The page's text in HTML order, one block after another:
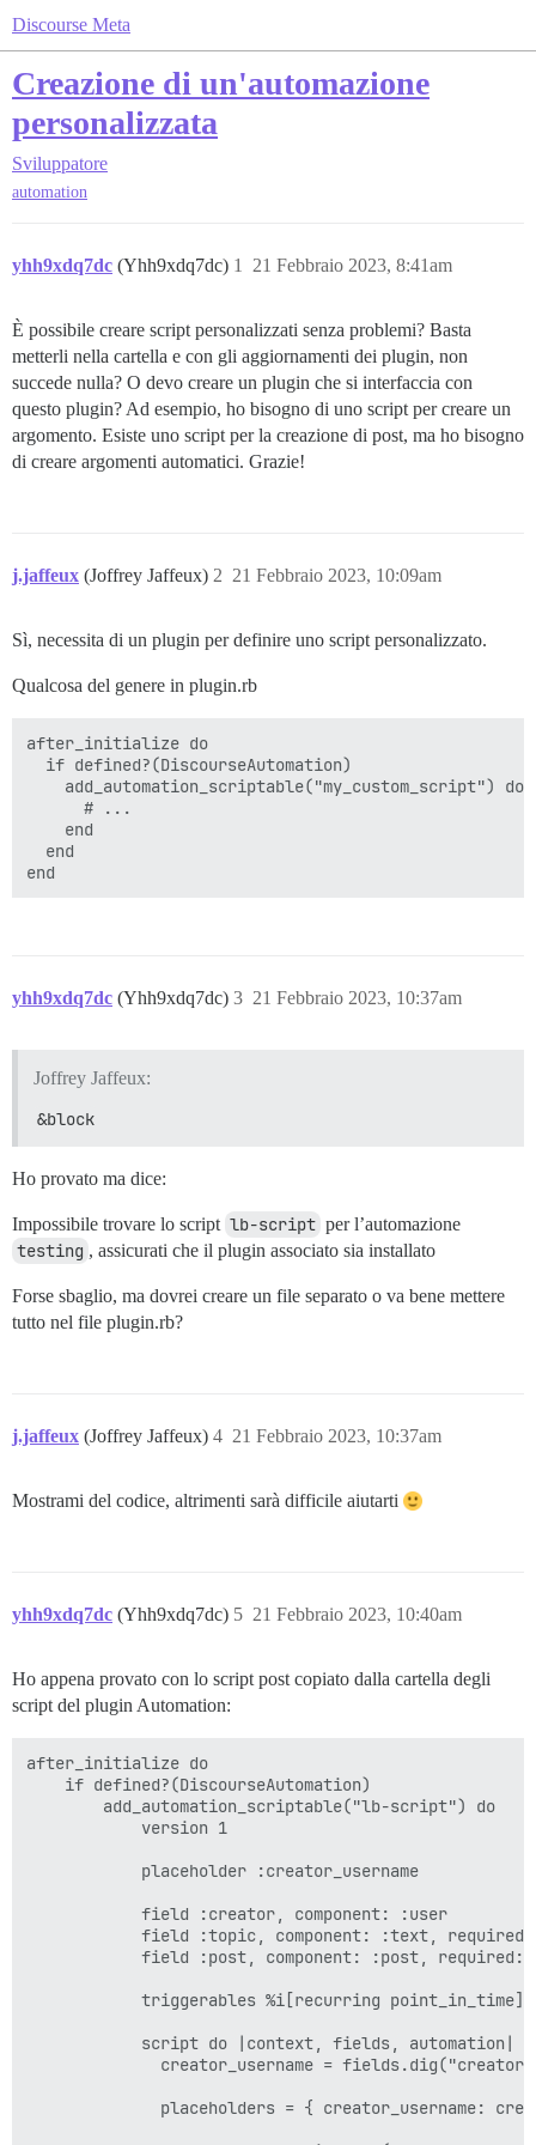
Discourse Meta
Creazione di un'automazione
personalizzata
Sviluppatore
automation
yhh9xdq7dc (Yhh9xdq7dc) 21 Febbraio 2023, 8:41am
1
È possibile creare script personalizzati senza problemi? Basta
metterli nella cartella e con gli aggiornamenti dei plugin, non
succede nulla? O devo creare un plugin che si interfaccia con
questo plugin? Ad esempio, ho bisogno di uno script per creare un
argomento. Esiste uno script per la creazione di post, ma ho bisogno
di creare argomenti automatici. Grazie!
j.jaffeux (Joffrey Jaffeux) 21 Febbraio 2023, 10:09am
2
Sì, necessita di un plugin per definire uno script personalizzato.
Qualcosa del genere in plugin.rb
after_initialize do
  if defined?(DiscourseAutomation)
    add_automation_scriptable("my_custom_script") do
      # ...
    end
  end
yhh9xdq7dc (Yhh9xdq7dc) 21 Febbraio 2023, 10:37am
3
Joffrey Jaffeux:
&block
Ho provato ma dice:
Impossibile trovare lo script lb-script per l’automazione
testing , assicurati che il plugin associato sia installato
Forse sbaglio, ma dovrei creare un file separato o va bene mettere
tutto nel file plugin.rb?
j.jaffeux (Joffrey Jaffeux) 21 Febbraio 2023, 10:37am
4
Mostrami del codice, altrimenti sarà difficile aiutarti
yhh9xdq7dc (Yhh9xdq7dc) 21 Febbraio 2023, 10:40am
5
Ho appena provato con lo script post copiato dalla cartella degli
script del plugin Automation:
after_initialize do
    if defined?(DiscourseAutomation)
        add_automation_scriptable("lb-script") do
            version 1
            placeholder :creator_username
            field :creator, component: :user
field :topic, component: :text,
field :post, component: :post, required:
            triggerables %i[recurring point_in_time]
            script do |context, fields, automation|
creator_username =
placeholders = { creator_username: